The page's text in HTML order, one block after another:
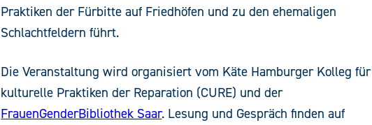
Praktiken der Fürbitte auf Friedhöfen und zu den ehemaligen
Schlachtfeldern führt.
Die Veranstaltung wird organisiert vom Käte Hamburger Kolleg für
kulturelle Praktiken der Reparation (CURE) und der
FrauenGenderBibliothek Saar. Lesung und Gespräch finden auf